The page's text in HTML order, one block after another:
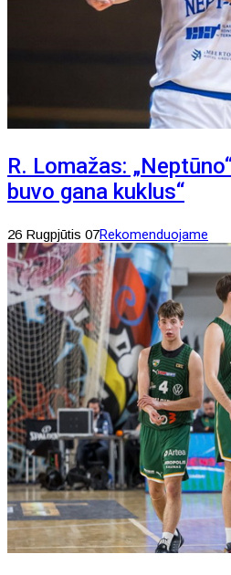
R. Lomažas:
buvo gana kuklus“
26 Rugpjūtis 07Rekomenduojame